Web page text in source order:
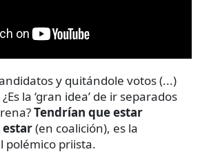
y quitándole votos (...)
la ‘gran idea’ de ir separados
Tendrían que estar
estar(en coalición), es la
polémico priista.